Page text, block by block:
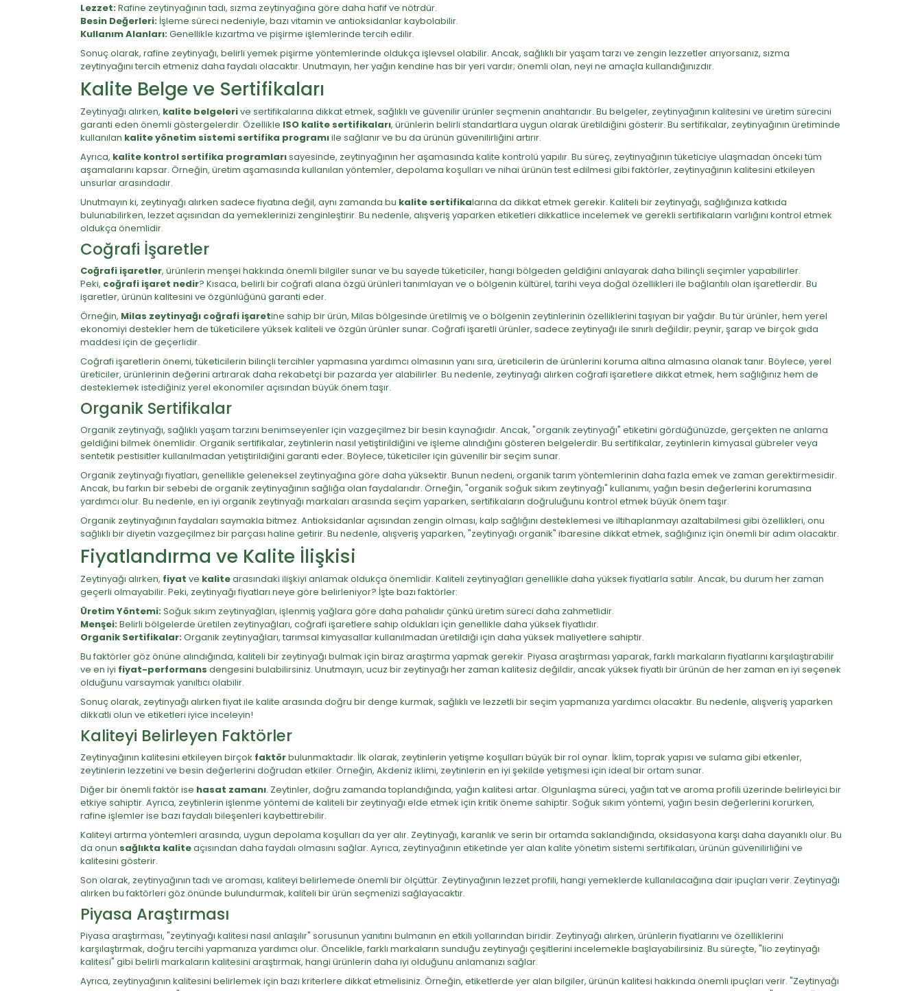
Lezzet:Rafine zeytinyağının tadı, sızma zeytinyağına göre daha hafif ve nötrdür.
Besin Değerleri: İşleme süreci nedeniyle, bazı vitamin ve antioksidanlar kaybolabilir.
Kullanım Alanları:Genellikle kızartma ve pişirme işlemlerinde tercih edilir.
Sonuç olarak, rafine zeytinyağı, belirli yemek pişirme yöntemlerinde oldukça işlevsel olabilir. Ancak, sağlıklı bir yaşam tarzı ve zengin lezzetler arıyorsanız, sızma
zeytinyağını tercih etmeniz daha faydalı olacaktır. Unutmayın, her yağın kendine has bir yeri vardır; önemli olan, neyi ne amaçla kullandığınızdır.
Kalite Belge ve Sertifikaları
Zeytinyağı alırken, kalite belgelerive sertifikalarına dikkat etmek, sağlıklı ve güvenilir ürünler seçmenin anahtarıdır. Bu belgeler, zeytinyağının kalitesini ve üretim sürecini
garanti eden önemli göstergelerdir. Özellikle ISO kalite sertifikaları, ürünlerin belirli standartlara uygun olarak üretildiğini gösterir. Bu sertifikalar, zeytinyağının üretiminde
kullanılan kalite yönetim sistemi sertifika programıile sağlanır ve bu da ürünün güvenilirliğini artırır.
Ayrıca, kalite kontrol sertifika programlarısayesinde, zeytinyağının her aşamasında kalite kontrolü yapılır. Bu süreç, zeytinyağının tüketiciye ulaşmadan önceki tüm
aşamalarını kapsar. Örneğin, üretim aşamasında kullanılan yöntemler, depolama koşulları ve nihai ürünün test edilmesi gibi faktörler, zeytinyağının kalitesini etkileyen
unsurlar arasındadır.
Unutmayın ki, zeytinyağı alırken sadece fiyatına değil, aynı zamanda bu kalite sertifikalarına da dikkat etmek gerekir. Kaliteli bir zeytinyağı, sağlığınıza katkıda
bulunabilirken, lezzet açısından da yemeklerinizi zenginleştirir. Bu nedenle, alışveriş yaparken etiketleri dikkatlice incelemek ve gerekli sertifikaların varlığını kontrol etmek
oldukça önemlidir.
Coğrafi İşaretler
Coğrafi işaretler, ürünlerin menşei hakkında önemli bilgiler sunar ve bu sayede tüketiciler, hangi bölgeden geldiğini anlayarak daha bilinçli seçimler yapabilirler.
Peki, coğrafi işaret nedir? Kısaca, belirli bir coğrafi alana özgü ürünleri tanımlayan ve o bölgenin kültürel, tarihi veya doğal özellikleri ile bağlantılı olan işaretlerdir. Bu
işaretler, ürünün kalitesini ve özgünlüğünü garanti eder.
Örneğin, Milas zeytinyağı coğrafi işaretine sahip bir ürün, Milas bölgesinde üretilmiş ve o bölgenin zeytinlerinin özelliklerini taşıyan bir yağdır. Bu tür ürünler, hem yerel
ekonomiyi destekler hem de tüketicilere yüksek kaliteli ve özgün ürünler sunar. Coğrafi işaretli ürünler, sadece zeytinyağı ile sınırlı değildir; peynir, şarap ve birçok gıda
maddesi için de geçerlidir.
Coğrafi işaretlerin önemi, tüketicilerin bilinçli tercihler yapmasına yardımcı olmasının yanı sıra, üreticilerin de ürünlerini koruma altına almasına olanak tanır. Böylece, yerel
üreticiler, ürünlerinin değerini artırarak daha rekabetçi bir pazarda yer alabilirler. Bu nedenle, zeytinyağı alırken coğrafi işaretlere dikkat etmek, hem sağlığınız hem de
desteklemek istediğiniz yerel ekonomiler açısından büyük önem taşır.
Organik Sertifikalar
Organik zeytinyağı, sağlıklı yaşam tarzını benimseyenler için vazgeçilmez bir besin kaynağıdır. Ancak, "organik zeytinyağı" etiketini gördüğünüzde, gerçekten ne anlama
geldiğini bilmek önemlidir. Organik sertifikalar, zeytinlerin nasıl yetiştirildiğini ve işleme alındığını gösteren belgelerdir. Bu sertifikalar, zeytinlerin kimyasal gübreler veya
sentetik pestisitler kullanılmadan yetiştirildiğini garanti eder. Böylece, tüketiciler için güvenilir bir seçim sunar.
Organik zeytinyağı fiyatları, genellikle geleneksel zeytinyağına göre daha yüksektir. Bunun nedeni, organik tarım yöntemlerinin daha fazla emek ve zaman gerektirmesidir.
Ancak, bu farkın bir sebebi de organik zeytinyağının sağlığa olan faydalarıdır. Örneğin, "organik soğuk sıkım zeytinyağı" kullanımı, yağın besin değerlerini korumasına
yardımcı olur. Bu nedenle, en iyi organik zeytinyağı markaları arasında seçim yaparken, sertifikaların doğruluğunu kontrol etmek büyük önem taşır.
Organik zeytinyağının faydaları saymakla bitmez. Antioksidanlar açısından zengin olması, kalp sağlığını desteklemesi ve iltihaplanmayı azaltabilmesi gibi özellikleri, onu
sağlıklı bir diyetin vazgeçilmez bir parçası haline getirir. Bu nedenle, alışveriş yaparken, "zeytinyağı organik" ibaresine dikkat etmek, sağlığınız için önemli bir adım olacaktır.
Fiyatlandırma ve Kalite İlişkisi
Zeytinyağı alırken, fiyat ve kalitearasındaki ilişkiyi anlamak oldukça önemlidir. Kaliteli zeytinyağları genellikle daha yüksek fiyatlarla satılır. Ancak, bu durum her zaman
geçerli olmayabilir. Peki, zeytinyağı fiyatları neye göre belirleniyor? İşte bazı faktörler:
Üretim Yöntemi:Soğuk sıkım zeytinyağları, işlenmiş yağlara göre daha pahalıdır çünkü üretim süreci daha zahmetlidir.
Menşei:Belirli bölgelerde üretilen zeytinyağları, coğrafi işaretlere sahip oldukları için genellikle daha yüksek fiyatlıdır.
Organik Sertifikalar:Organik zeytinyağları, tarımsal kimyasallar kullanılmadan üretildiği için daha yüksek maliyetlere sahiptir.
Bu faktörler göz önüne alındığında, kaliteli bir zeytinyağı bulmak için biraz araştırma yapmak gerekir. Piyasa araştırması yaparak, farklı markaların fiyatlarını karşılaştırabilir
ve en iyi fiyat-performans dengesini bulabilirsiniz. Unutmayın, ucuz bir zeytinyağı her zaman kalitesiz değildir, ancak yüksek fiyatlı bir ürünün de her zaman en iyi seçenek
olduğunu varsaymak yanıltıcı olabilir.
Sonuç olarak, zeytinyağı alırken fiyat ile kalite arasında doğru bir denge kurmak, sağlıklı ve lezzetli bir seçim yapmanıza yardımcı olacaktır. Bu nedenle, alışveriş yaparken
dikkatli olun ve etiketleri iyice inceleyin!
Kaliteyi Belirleyen Faktörler
Zeytinyağının kalitesini etkileyen birçok faktörbulunmaktadır. İlk olarak, zeytinlerin yetişme koşulları büyük bir rol oynar. İklim, toprak yapısı ve sulama gibi etkenler,
zeytinlerin lezzetini ve besin değerlerini doğrudan etkiler. Örneğin, Akdeniz iklimi, zeytinlerin en iyi şekilde yetişmesi için ideal bir ortam sunar.
Diğer bir önemli faktör ise hasat zamanı. Zeytinler, doğru zamanda toplandığında, yağın kalitesi artar. Olgunlaşma süreci, yağın tat ve aroma profili üzerinde belirleyici bir
etkiye sahiptir. Ayrıca, zeytinlerin işlenme yöntemi de kaliteli bir zeytinyağı elde etmek için kritik öneme sahiptir. Soğuk sıkım yöntemi, yağın besin değerlerini korurken,
rafine işlemler ise bazı faydalı bileşenleri kaybettirebilir.
Kaliteyi artırma yöntemleri arasında, uygun depolama koşulları da yer alır. Zeytinyağı, karanlık ve serin bir ortamda saklandığında, oksidasyona karşı daha dayanıklı olur. Bu
da onun sağlıkta kaliteaçısından daha faydalı olmasını sağlar. Ayrıca, zeytinyağının etiketinde yer alan kalite yönetim sistemi sertifikaları, ürünün güvenilirliğini ve
kalitesini gösterir.
Son olarak, zeytinyağının tadı ve aroması, kaliteyi belirlemede önemli bir ölçüttür. Zeytinyağının lezzet profili, hangi yemeklerde kullanılacağına dair ipuçları verir. Zeytinyağı
alırken bu faktörleri göz önünde bulundurmak, kaliteli bir ürün seçmenizi sağlayacaktır.
Piyasa Araştırması
Piyasa araştırması, "zeytinyağı kalitesi nasıl anlaşılır" sorusunun yanıtını bulmanın en etkili yollarından biridir. Zeytinyağı alırken, ürünlerin fiyatlarını ve özelliklerini
karşılaştırmak, doğru tercihi yapmanıza yardımcı olur. Öncelikle, farklı markaların sunduğu zeytinyağı çeşitlerini incelemekle başlayabilirsiniz. Bu süreçte, "lio zeytinyağı
kalitesi" gibi belirli markaların kalitesini araştırmak, hangi ürünlerin daha iyi olduğunu anlamanızı sağlar.
Ayrıca, zeytinyağının kalitesini belirlemek için bazı kriterlere dikkat etmelisiniz. Örneğin, etiketlerde yer alan bilgiler, ürünün kalitesi hakkında önemli ipuçları verir. "Zeytinyağı